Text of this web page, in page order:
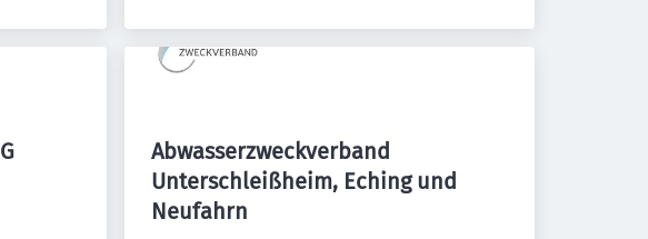
Abwasserzweckverband
Unterschleißheim, Eching und
Neufahrn